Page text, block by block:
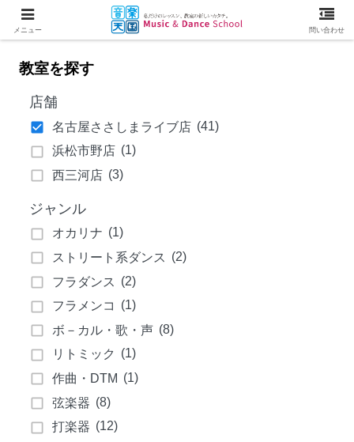
教室を探す
店舗
名古屋ささしまライブ店 (41)
浜松市野店 (1)
西三河店 (3)
ジャンル
オカリナ (1)
ストリート系ダンス
(2)
フラダンス
(2)
フラメンコ
(1)
ボ－カル・歌・声 (8)
リトミック
(1)
作曲・DTM (1)
弦楽器 (8)
打楽器 (12)
メニュー 問い合わせ